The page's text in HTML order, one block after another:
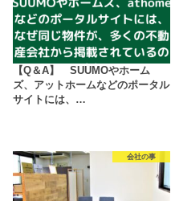
【Q＆A】 SUUMOやホーム
ズ、アットホームなどのポータル
サイトには、…
会社の事